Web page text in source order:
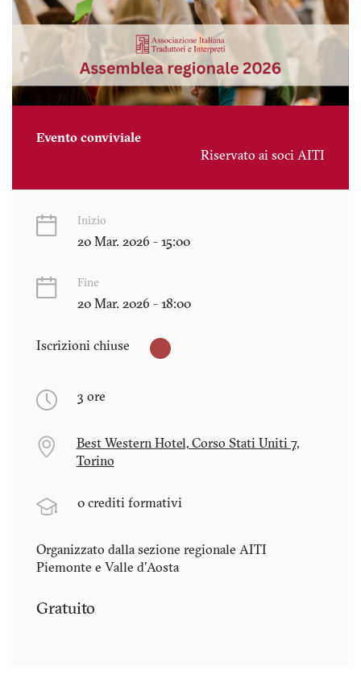
Evento conviviale
Riservato ai soci AITI
Inizio
20 Mar. 2026 - 15:00
Fine
20 Mar. 2026 - 18:00
Iscrizioni chiuse
3 ore
Best Western Hotel, Corso Stati Uniti 7,
Torino
0 crediti formativi
Organizzato dalla sezione regionale AITI
Piemonte e Valle d'Aosta
Gratuito